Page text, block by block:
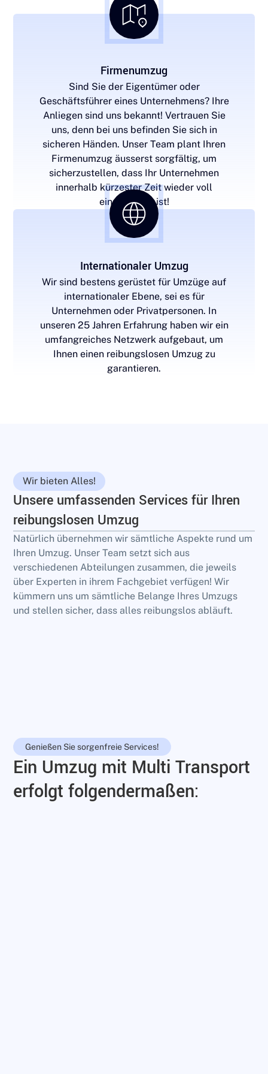
Umzugsprozesses.
Firmenumzug
Sind Sie der Eigentümer oder
Geschäftsführer eines Unternehmens? Ihre
Anliegen sind uns bekannt! Vertrauen Sie
uns, denn bei uns befinden Sie sich in
sicheren Händen. Unser Team plant Ihren
Firmenumzug äusserst sorgfältig, um
sicherzustellen, dass Ihr Unternehmen
innerhalb kürzester Zeit wieder voll
einsatzfähig ist!
Internationaler Umzug
Wir sind bestens gerüstet für Umzüge auf
internationaler Ebene, sei es für
Unternehmen oder Privatpersonen. In
unseren 25 Jahren Erfahrung haben wir ein
umfangreiches Netzwerk aufgebaut, um
Ihnen einen reibungslosen Umzug zu
garantieren.
Wir bieten Alles!
Unsere umfassenden Services für Ihren
reibungslosen Umzug
Natürlich übernehmen wir sämtliche Aspekte rund um
Ihren Umzug. Unser Team setzt sich aus
verschiedenen Abteilungen zusammen, die jeweils
über Experten in ihrem Fachgebiet verfügen! Wir
kümmern uns um sämtliche Belange Ihres Umzugs
und stellen sicher, dass alles reibungslos abläuft.
Genießen Sie sorgenfreie Services!
Ein Umzug mit Multi Transport
erfolgt folgendermaßen: